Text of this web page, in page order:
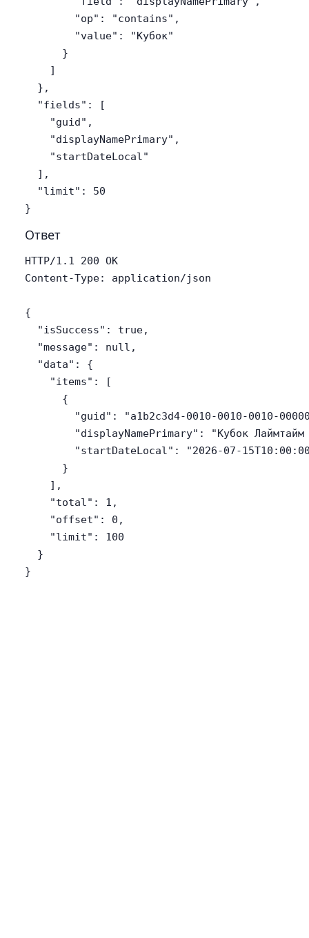
        "op": "contains",
        "value": "Кубок"
      }
    ]
  },
  "fields": [
    "guid",
    "displayNamePrimary",
    "startDateLocal"
  ],
  "limit": 50
}
Ответ
HTTP/1.1 200 OK
Content-Type: application/json
{
  "isSuccess": true,
  "message": null,
  "data": {
    "items": [
      {
"guid": "a1b2c3d4-0010-0010-0010-
"displayNamePrimary": "Кубок Лаймтайм
"startDateLocal": "2026-07-
      }
    ],
    "total": 1,
    "offset": 0,
    "limit": 100
  }
}